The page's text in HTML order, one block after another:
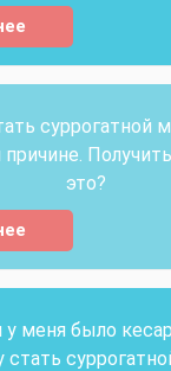
суррогатной
это?
у меня было
стать